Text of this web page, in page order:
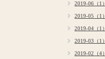
2019-06（1）
2019-05（1）
2019-04（1）
2019-03（1）
2019-02（4）